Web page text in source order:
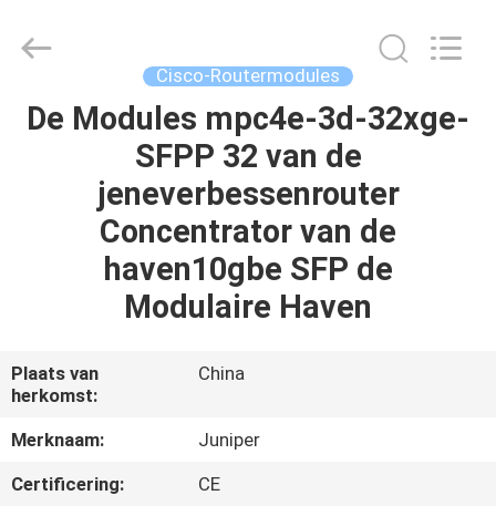
HUIS
PRODUCTEN
VIDEO'S
ONS
FABRIEKSTOCHT
Ltd..
Cisco-Routermodules
De Modules mpc4e-3d-32xge-
SFPP 32 van de
jeneverbessenrouter
Concentrator van de
haven10gbe SFP de
Modulaire Haven
Plaats van
herkomst:
China
Merknaam:
Juniper
Certificering:
CE